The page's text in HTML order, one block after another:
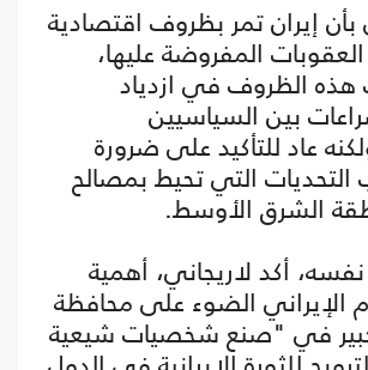
بأن إيران تمر بظروف اقتصادية
المفروضة عليها،
الظروف في ازدياد
بين السياسيين
عاد للتأكيد على ضرورة
التحديات التي تحيط بمصالح
الشرق الأوسط.
أكد لاريجاني، أهمية
الإيراني الضوء على محافظة
في "صنع شخصيات شيعية